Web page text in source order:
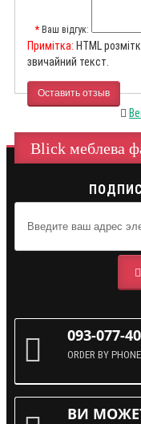
Ваш відгук:
Примітка: HTML
звичайний текст.
Оставить отзыв
Blick меблева
093-077-
ORDER BY PHONE
ВИ